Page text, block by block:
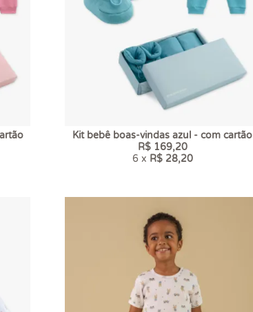
Kit bebê boas-vindas azul - com cartão
R$ 169,20
6 x R$ 28,20